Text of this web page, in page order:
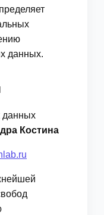
данных.
данных
Костина